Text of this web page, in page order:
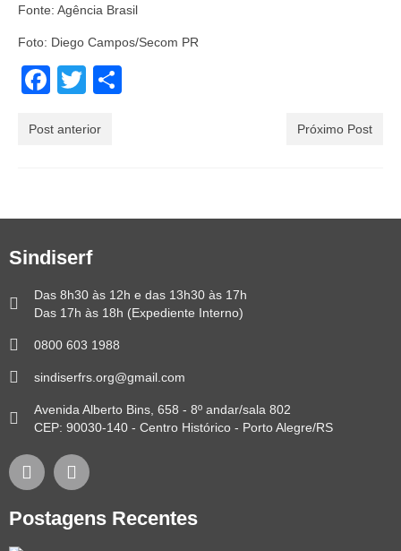
Fonte: Agência Brasil
Foto: Diego Campos/Secom PR
Facebook
Twitter
Post anterior Próximo Post
Sindiserf
Das 8h30 às 12h e das 13h30 às 17h
Das 17h às 18h (Expediente Interno)
0800 603 1988
sindiserfrs.org@gmail.com
Avenida Alberto Bins, 658 - 8º andar/sala 802
CEP: 90030-140 - Centro Histórico - Porto Alegre/RS
Postagens Recentes